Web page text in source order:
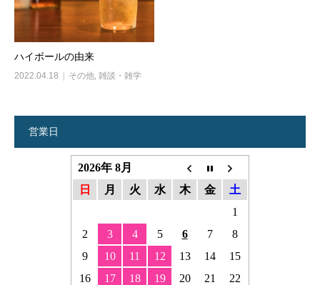
ハイボールの由来
2022.04.18 その他, 雑談・雑学
営業日
2026年 8月
日
月 火 水 木 金
土
1
2
3 4 5 6 7
8
9
10 11 12 13 14
15
16
17 18 19 20 21
22